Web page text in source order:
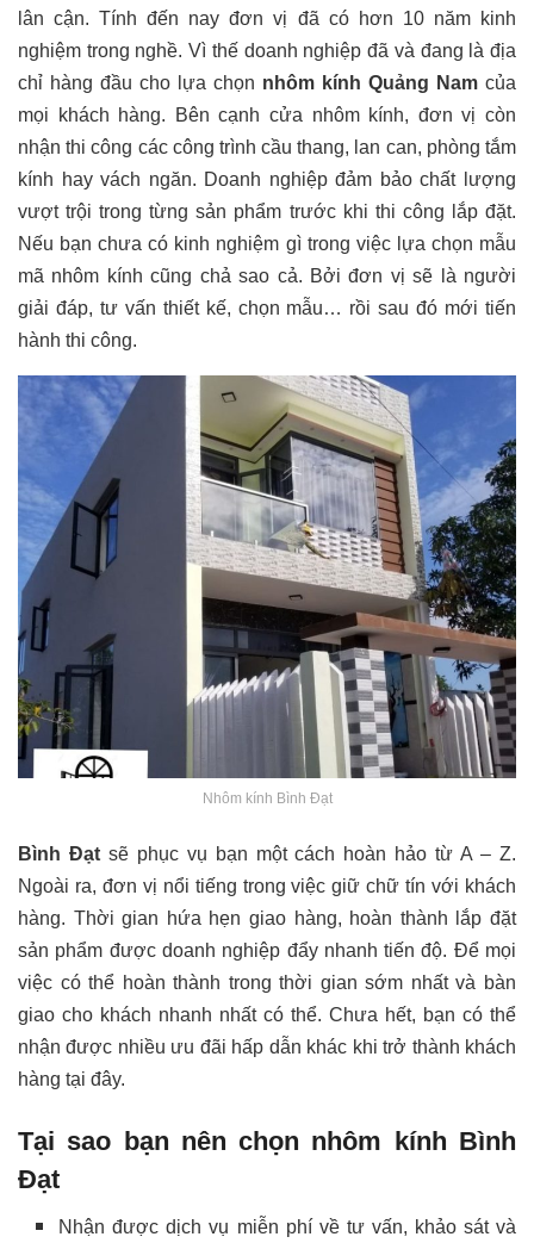
lân cận. Tính đến nay đơn vị đã có hơn 10 năm kinh
nghiệm trong nghề. Vì thế doanh nghiệp đã và đang là địa
chỉ hàng đầu cho lựa chọn nhôm kính Quảng Nam của
mọi khách hàng. Bên cạnh cửa nhôm kính, đơn vị còn
nhận thi công các công trình cầu thang, lan can, phòng tắm
kính hay vách ngăn. Doanh nghiệp đảm bảo chất lượng
vượt trội trong từng sản phẩm trước khi thi công lắp đặt.
Nếu bạn chưa có kinh nghiệm gì trong việc lựa chọn mẫu
mã nhôm kính cũng chả sao cả. Bởi đơn vị sẽ là người
giải đáp, tư vấn thiết kế, chọn mẫu… rồi sau đó mới tiến
hành thi công.
Nhôm kính Bình Đạt
Bình Đạtsẽ phục vụ bạn một cách hoàn hảo từ A – Z.
Ngoài ra, đơn vị nổi tiếng trong việc giữ chữ tín với khách
hàng. Thời gian hứa hẹn giao hàng, hoàn thành lắp đặt
sản phẩm được doanh nghiệp đẩy nhanh tiến độ. Để mọi
việc có thể hoàn thành trong thời gian sớm nhất và bàn
giao cho khách nhanh nhất có thể. Chưa hết, bạn có thể
nhận được nhiều ưu đãi hấp dẫn khác khi trở thành khách
hàng tại đây.
Tại sao bạn nên chọn nhôm kính Bình
Đạt
Nhận được dịch vụ miễn phí về tư vấn, khảo sát và